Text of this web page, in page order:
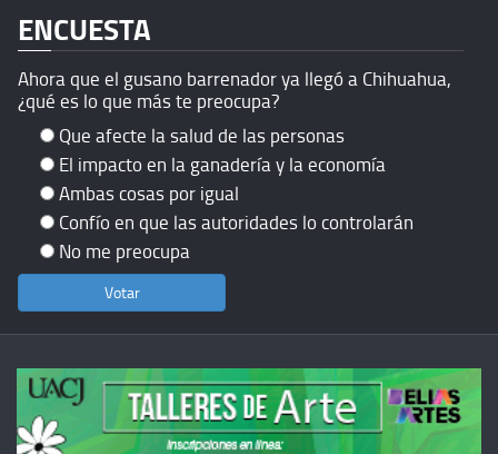
ENCUESTA
Ahora que el gusano barrenador ya llegó a Chihuahua,
¿qué es lo que más te preocupa?
Que afecte la salud de las personas
El impacto en la ganadería y la economía
Ambas cosas por igual
Confío en que las autoridades lo controlarán
No me preocupa